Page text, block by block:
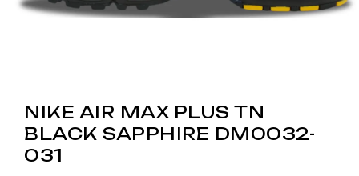
NIKE AIR MAX PLUS TN
BLACK SAPPHIRE DM0032-
031